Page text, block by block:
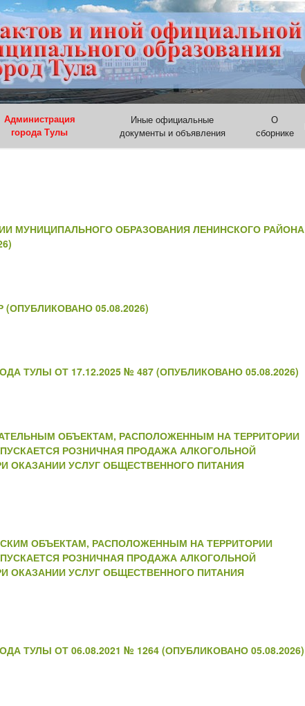
Администрация
города Тулы
Иные официальные
документы и объявления
О
сборнике
МУНИЦИПАЛЬНОГО ОБРАЗОВАНИЯ ЛЕНИНСКОГО РАЙОНА
05.08.2026)
ТУЛЫ ОТ 17.12.2025 № 487 (ОПУБЛИКОВАНО 05.08.2026)
ОБЪЕКТАМ, РАСПОЛОЖЕННЫМ НА ТЕРРИТОРИИ
РОЗНИЧНАЯ ПРОДАЖА АЛКОГОЛЬНОЙ
ОКАЗАНИИ УСЛУГ ОБЩЕСТВЕННОГО ПИТАНИЯ
ОБЪЕКТАМ, РАСПОЛОЖЕННЫМ НА ТЕРРИТОРИИ
РОЗНИЧНАЯ ПРОДАЖА АЛКОГОЛЬНОЙ
ОКАЗАНИИ УСЛУГ ОБЩЕСТВЕННОГО ПИТАНИЯ
ТУЛЫ ОТ 06.08.2021 № 1264 (ОПУБЛИКОВАНО 05.08.2026)